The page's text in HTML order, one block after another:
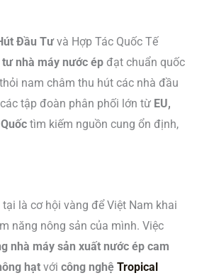
Đầu Tưvà Hợp Tác Quốc Tế
nhà máy nước ép đạt chuẩn quốc
nam châm thu hút các nhà đầu
tập đoàn phân phối lớn từ EU,
tìm kiếm nguồn cung ổn định,
là cơ hội vàng để Việt Nam khai
năng nông sản của mình. Việc
nhà máy sản xuất nước ép cam
hạt với công nghệ Tropical